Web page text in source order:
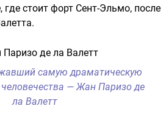
стоит форт Сент-Эльмо, после
самую драматическую
человечества — Жан Паризо де
ла Валетт